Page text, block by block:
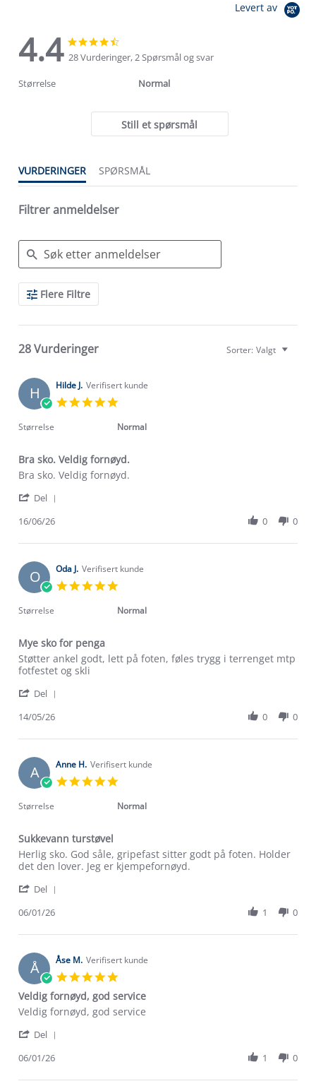
Levert av
4.4
4.4
star
rating
star
rating
28 Vurderinger, 2 Spørsmål og svar
Størrelse Normal
Still et spørsmål
VURDERINGER SPØRSMÅL
Filtrer anmeldelser
Search
ReviewsFlere Filtre
28 Vurderinger Sorter: Valgt
H Hilde J. Verifisert kunde
rating
Størrelse Normal
Bra sko. Veldig fornøyd.
Review
Hilde
on
Jun
review
Bra
Veldig
Bra sko. Veldig fornøyd.
Del
Hilde
on
16
Jun
16/06/26 0 0
O Oda J. Verifisert kunde
rating
Størrelse Normal
Mye sko for penga
Review
by
J.
14
2026
review
stating
sko
penga
Støtter ankel godt, lett på foten, føles trygg i terrenget mtp
fotfestet og skli
Del
Oda
on
14
May
14/05/26 0 0
A Anne H. Verifisert kunde
rating
Størrelse Normal
Sukkevann turstøvel
Review
by
H.
6
2026
review
stating
turstøvel
Herlig sko. God såle, gripefast sitter godt på foten. Holder
det den lover. Jeg er kjempefornøyd.
Del
Anne
on
6
Jan
2026
06/01/26 1 0
Å Åse M. Verifisert kunde
rating
Veldig fornøyd, god service
Review
Åse
on
Jan
review
Veldig
god
Veldig fornøyd, god service
Del
Åse
06/01/26 1 0
Om Stormberg